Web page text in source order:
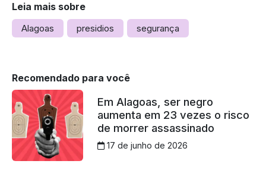
Leia mais sobre
Alagoas presidios segurança
Recomendado para você
Em Alagoas, ser negro
aumenta em 23 vezes o risco
de morrer assassinado
17 de junho de 2026